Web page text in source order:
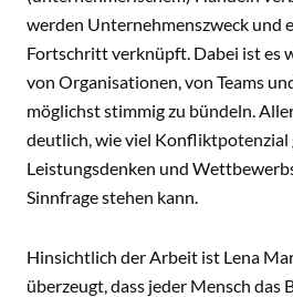
werden Unternehmenszweck und
Fortschritt verknüpft. Dabei ist es
von Organisationen, von Teams
möglichst stimmig zu bündeln.
deutlich, wie viel Konfliktpotenzial
Leistungsdenken und
Sinnfrage stehen kann.
Hinsichtlich der Arbeit ist Lena
überzeugt, dass jeder Mensch das